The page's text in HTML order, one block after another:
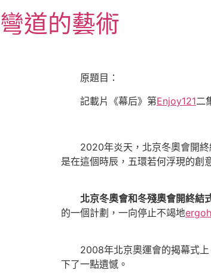
至
主
彎道的藝術
原題目：
記載片《幕后》第Enjoy121二
2020年炎天，北京冬奧會開終
是在這個時辰，五環若何浮現的創
北京冬奧會和冬殘奧會開終結
的一個計劃，一向停止不竭地
2008年北京奧運會的揭幕式上
下了一點遺憾。